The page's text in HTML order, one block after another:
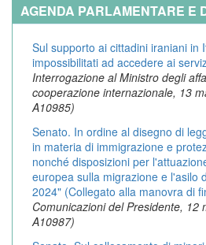
AGENDA PARLAMENTARE E
Sul supporto ai cittadini iraniani in
impossibilitati ad accedere ai
Interrogazione al Ministro degli
cooperazione internazionale, 13
A10985)
Senato. In ordine al disegno di
in materia di immigrazione e
nonché disposizioni per
europea sulla migrazione e l'asilo
2024" (Collegato alla manovra di
Comunicazioni del Presidente, 12
A10987)